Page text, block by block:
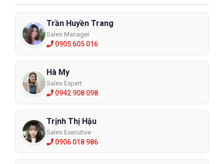
Trần Huyền Trang
Sales Manager
0905 605 016
Hà My
Sales Expert
0942 908 098
Trịnh Thị Hậu
Sales Executive
0906 018 986